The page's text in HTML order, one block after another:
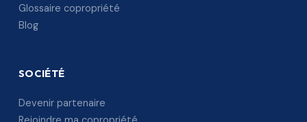
Glossaire copropriété
Blog
SOCIÉTÉ
Devenir partenaire